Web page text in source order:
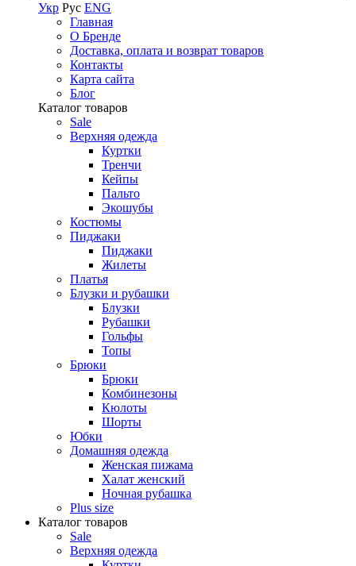
Укр Рус ENG
Главная
О Бренде
Доставка, оплата и возврат товаров
Контакты
Карта сайта
Блог
Каталог товаров
Sale
Верхняя одежда
Куртки
Тренчи
Кейпы
Пальто
Экошубы
Костюмы
Пиджаки
Пиджаки
Жилеты
Платья
Блузки и рубашки
Блузки
Рубашки
Гольфы
Топы
Брюки
Брюки
Комбинезоны
Кюлоты
Шорты
Юбки
Домашняя одежда
Женская пижама
Халат женский
Ночная рубашка
Plus size
Каталог товаров
Sale
Верхняя одежда